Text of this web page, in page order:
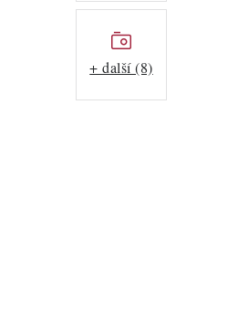
+ další (8)